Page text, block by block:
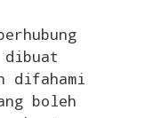
dibuat
difahami
boleh